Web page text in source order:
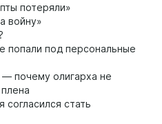
потеряли»
войну»
попали под персональные
почему олигарха не
согласился стать